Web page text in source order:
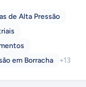
de Alta Pressão
em Borracha
+13